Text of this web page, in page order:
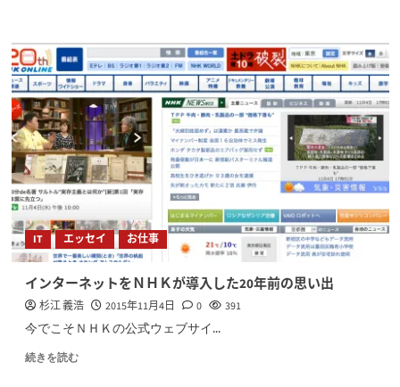
IT エッセイ お仕事
インターネットをＮＨＫが導入した20年前の思い出
杉江 義浩 2015年11月4日 0 391
今でこそＮＨＫの公式ウェブサイ...
続きを読む